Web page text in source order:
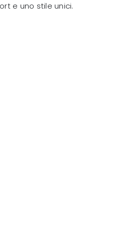
e uno stile unici.